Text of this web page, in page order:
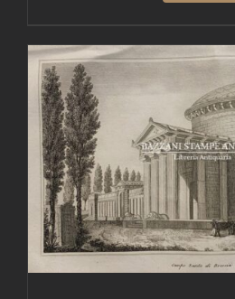
AGGIUNGI AL CARRELLO